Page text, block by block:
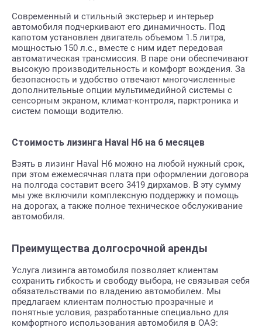
Современный и стильный экстерьер и интерьер
автомобиля подчеркивают его динамичность. Под
капотом установлен двигатель объемом 1.5 литра,
мощностью 150 л.с., вместе с ним идет передовая
автоматическая трансмиссия. В паре они обеспечивают
высокую производительность и комфорт вождения. За
безопасность и удобство отвечают многочисленные
дополнительные опции мультимедийной системы с
сенсорным экраном, климат-контроля, парктроника и
систем помощи водителю.
Стоимость лизинга Haval H6 на 6 месяцев
Взять в лизинг Haval H6 можно на любой нужный срок,
при этом ежемесячная плата при оформлении договора
на полгода составит всего 3419 дирхамов. В эту сумму
мы уже включили комплексную поддержку и помощь
на дорогах, а также полное техническое обслуживание
автомобиля.
Преимущества долгосрочной аренды
Услуга лизинга автомобиля позволяет клиентам
сохранить гибкость и свободу выбора, не связывая себя
обязательствами по владению автомобилем. Мы
предлагаем клиентам полностью прозрачные и
понятные условия, разработанные специально для
комфортного использования автомобиля в ОАЭ: